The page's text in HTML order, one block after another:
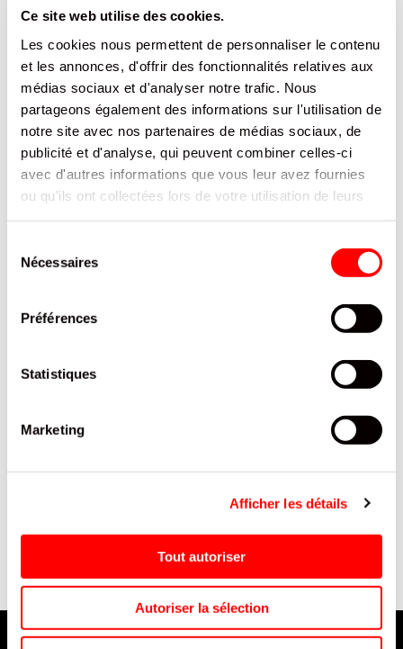
Ce site web utilise des cookies.
Les cookies nous permettent de personnaliser le contenu
et les annonces, d'offrir des fonctionnalités relatives aux
médias sociaux et d'analyser notre trafic. Nous
partageons également des informations sur l'utilisation de
notre site avec nos partenaires de médias sociaux, de
publicité et d'analyse, qui peuvent combiner celles-ci
avec d'autres informations que vous leur avez fournies
ou qu'ils ont collectées lors de votre utilisation de leurs
Nécessaires
Préférences
Statistiques
Marketing
Afficher les détails
Tout autoriser
Autoriser la sélection
Sacs à pain transparents en polyéthylène 50µ . Ce sac
répond à l'exigence des clients et permet une meilleure
conservation des pains , qu'ils soient tranché ou non.
Liasse de 100 sacs, 10 liasses par carton.
CARACTÉRISTIQUES
DOCUMENTATION
PRODUITS QUI POURRAIENT VOUS
BARRE MILKA CHOCOLAT
ROND FESTONNÉ BLANC
DIAM 19 CM / 250